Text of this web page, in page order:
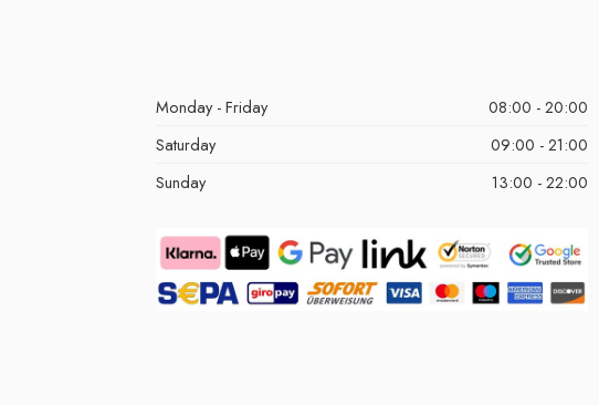
Monday - Friday
08:00 - 20:00
Saturday
09:00 - 21:00
Sunday
13:00 - 22:00